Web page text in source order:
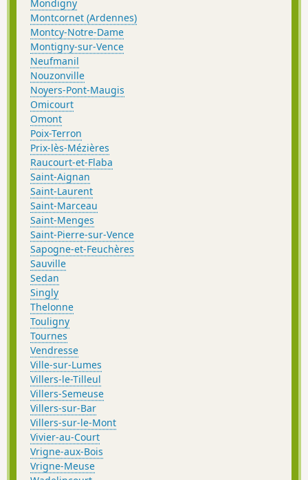
Mondigny
Montcornet (Ardennes)
Montcy-Notre-Dame
Montigny-sur-Vence
Neufmanil
Nouzonville
Noyers-Pont-Maugis
Omicourt
Omont
Poix-Terron
Prix-lès-Mézières
Raucourt-et-Flaba
Saint-Aignan
Saint-Laurent
Saint-Marceau
Saint-Menges
Saint-Pierre-sur-Vence
Sapogne-et-Feuchères
Sauville
Sedan
Singly
Thelonne
Touligny
Tournes
Vendresse
Ville-sur-Lumes
Villers-le-Tilleul
Villers-Semeuse
Villers-sur-Bar
Villers-sur-le-Mont
Vivier-au-Court
Vrigne-aux-Bois
Vrigne-Meuse